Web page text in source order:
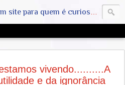
é curioso e também quer estar ciente das notícias que geralmente não aparecem na grande mídia. Abram a mente, pensem fora da caixinha. SAIAM DA MATRIX !! A VERDADE ESTÁ LA FORA
vivendo..........A
e da ignorância